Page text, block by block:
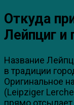
Откуда
Лейпциг и
Название
в традиции
Оригинальное
(Leipziger
прямо